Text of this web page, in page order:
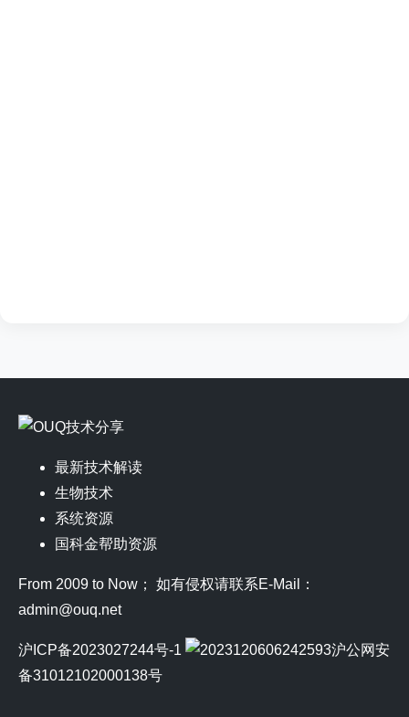
最新技术解读
生物技术
系统资源
国科金帮助资源
From 2009 to Now； 如有侵权请联系E-Mail：
admin@ouq.net
沪ICP备2023027244号-1
沪公网安
备31012102000138号